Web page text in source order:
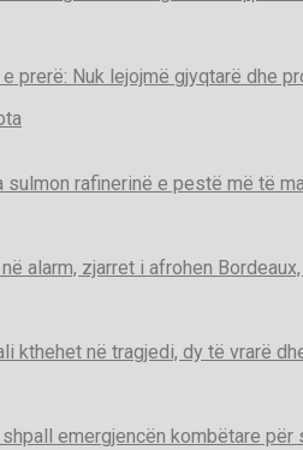
e prerë: Nuk lejojmë gjyqtarë dhe
sulmon rafinerinë e pestë më të
në alarm, zjarret i afrohen
kthehet në tragjedi, dy të vrarë
shpall emergjencën kombëtare